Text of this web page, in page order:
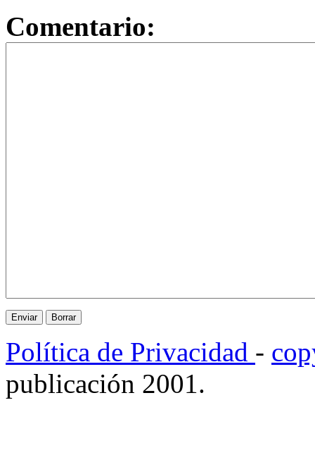
Comentario:
Política de Privacidad -
publicación 2001.